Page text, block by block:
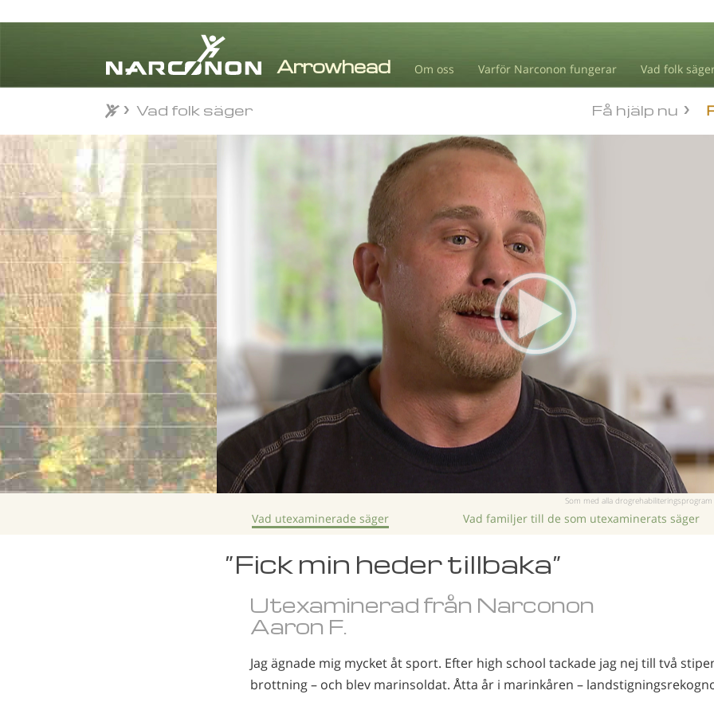
Om oss Varför Narconon fungerar Vad folk
⨯ Få hjälp nu
Vad folk säger
Som med alla
Vad utexaminerade säger Vad familjer till de som utexaminerats säger
”Fick min heder tillbaka”
Utexaminerad från Narconon
Aaron F.
Jag ägnade mig mycket åt sport. Efter high school tackade jag nej till två
brottning – och blev marinsoldat. Åtta år i marinkåren –
Vad folk säger